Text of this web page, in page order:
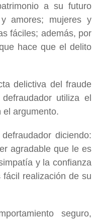
a su futuro
amores; mujeres y
fáciles; además, por
hace que el delito
delictiva del fraude
utiliza el
el argumento.
diciendo:
agradable que le es
y la confianza
realización de su
seguro,